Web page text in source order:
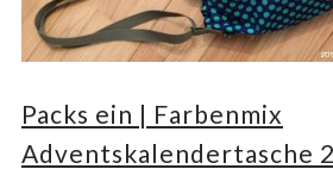
Packs ein | Farbenmix
Adventskalendertasche